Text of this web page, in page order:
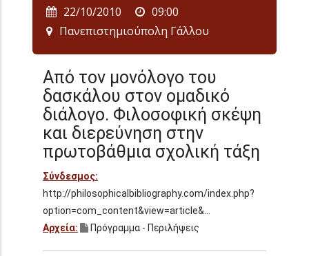
22/10/2010
09:00
Πανεπιστημιούπολη Γάλλου
Από τον μονόλογο του
δασκάλου στον ομαδικό
διάλογο. Φιλοσοφική σκέψη
και διερεύνηση στην
πρωτοβάθμια σχολική τάξη
Σύνδεσμος:
http://philosophicalbibliography.com/index.php?
option=com_content&view=article&…
Αρχεία:
Πρόγραμμα - Περιλήψεις